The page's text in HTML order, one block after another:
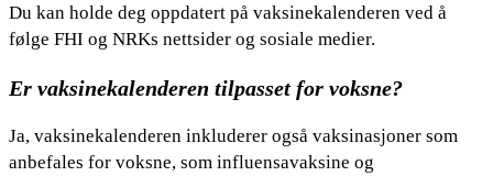
Du kan holde deg oppdatert på vaksinekalenderen ved å
følge FHI og NRKs nettsider og sosiale medier.
Er vaksinekalenderen tilpasset for voksne?
Ja, vaksinekalenderen inkluderer også vaksinasjoner som
anbefales for voksne, som influensavaksine og